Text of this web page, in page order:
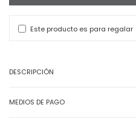
Este producto es para regalar
DESCRIPCIÓN
MEDIOS DE PAGO